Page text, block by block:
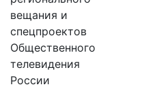
вещания и
спецпроектов
Общественного
телевидения
России